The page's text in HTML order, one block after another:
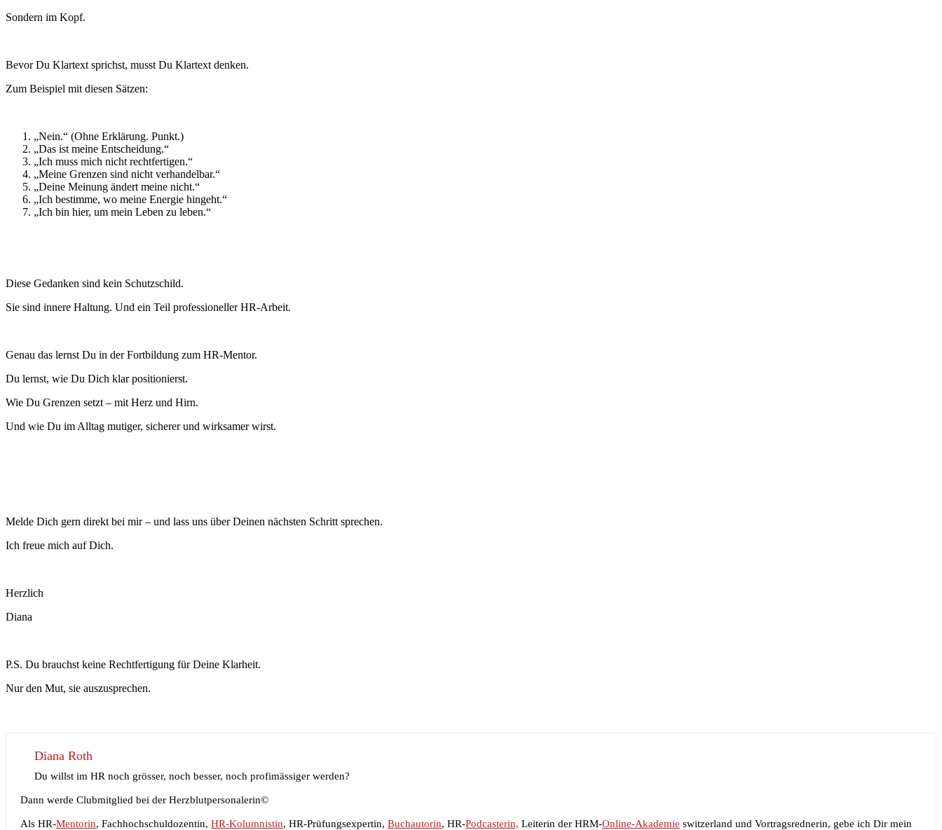
Sondern im Kopf.
Bevor Du Klartext sprichst, musst Du Klartext denken.
Zum Beispiel mit diesen Sätzen:
„Nein.“ (Ohne Erklärung. Punkt.)
„Das ist meine Entscheidung.“
„Ich muss mich nicht rechtfertigen.“
„Meine Grenzen sind nicht verhandelbar.“
„Deine Meinung ändert meine nicht.“
„Ich bestimme, wo meine Energie hingeht.“
„Ich bin hier, um mein Leben zu leben.“
Diese Gedanken sind kein Schutzschild.
Sie sind innere Haltung. Und ein Teil professioneller HR-Arbeit.
Genau das lernst Du in der Fortbildung zum HR-Mentor.
Du lernst, wie Du Dich klar positionierst.
Wie Du Grenzen setzt – mit Herz und Hirn.
Und wie Du im Alltag mutiger, sicherer und wirksamer wirst.
Melde Dich gern direkt bei mir – und lass uns über Deinen nächsten Schritt sprechen.
Ich freue mich auf Dich.
Herzlich
Diana
P.S. Du brauchst keine Rechtfertigung für Deine Klarheit.
Nur den Mut, sie auszusprechen.
Diana Roth
Du willst im HR noch grösser, noch besser, noch profimässiger werden?
Dann werde Clubmitglied bei der Herzblutpersonalerin©
Als HR-Mentorin, Fachhochschuldozentin, HR-Kolumnistin, HR-Prüfungsexpertin, Buchautorin, HR-Podcasterin, Leiterin der HRM-Online-Akademie switzerland und Vortragsrednerin, gebe ich Dir mein